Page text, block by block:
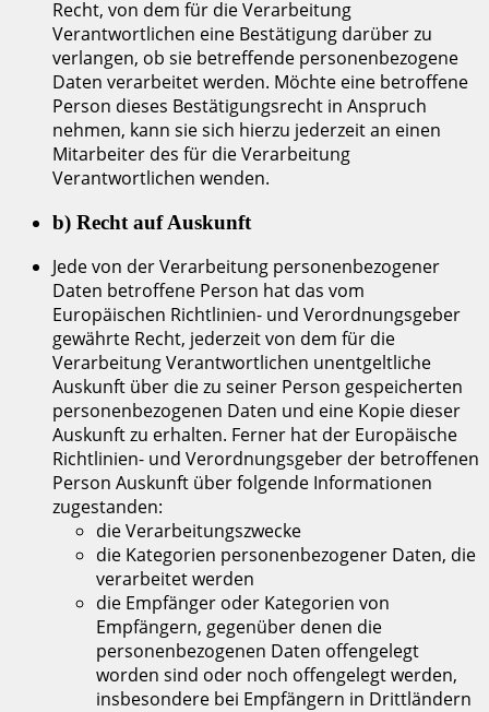
Recht, von dem für die Verarbeitung
Verantwortlichen eine Bestätigung darüber zu
verlangen, ob sie betreffende personenbezogene
Daten verarbeitet werden. Möchte eine betroffene
Person dieses Bestätigungsrecht in Anspruch
nehmen, kann sie sich hierzu jederzeit an einen
Mitarbeiter des für die Verarbeitung
Verantwortlichen wenden.
b) Recht auf Auskunft
Jede von der Verarbeitung personenbezogener
Daten betroffene Person hat das vom
Europäischen Richtlinien- und Verordnungsgeber
gewährte Recht, jederzeit von dem für die
Verarbeitung Verantwortlichen unentgeltliche
Auskunft über die zu seiner Person gespeicherten
personenbezogenen Daten und eine Kopie dieser
Auskunft zu erhalten. Ferner hat der Europäische
Richtlinien- und Verordnungsgeber der betroffenen
Person Auskunft über folgende Informationen
zugestanden:
die Verarbeitungszwecke
die Kategorien personenbezogener Daten, die
verarbeitet werden
die Empfänger oder Kategorien von
Empfängern, gegenüber denen die
personenbezogenen Daten offengelegt
worden sind oder noch offengelegt werden,
insbesondere bei Empfängern in Drittländern